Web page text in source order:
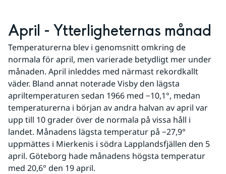
April - Ytterligheternas månad
Temperaturerna blev i genomsnitt omkring de
normala för april, men varierade betydligt mer under
månaden. April inleddes med närmast rekordkallt
väder. Bland annat noterade Visby den lägsta
apriltemperaturen sedan 1966 med −10,1°, medan
temperaturerna i början av andra halvan av april var
upp till 10 grader över de normala på vissa håll i
landet. Månadens lägsta temperatur på −27,9°
uppmättes i Mierkenis i södra Lapplandsfjällen den 5
april. Göteborg hade månadens högsta temperatur
med 20,6° den 19 april.